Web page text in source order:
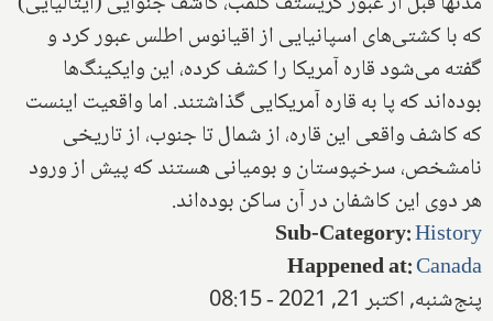
که با کشتی‌های اسپانیایی از اقیانوس اطلس عبور کرد و
گفته می‌شود قاره آمریکا را کشف کرده، این وایکینگ‌ها
بوده‌اند که پا به قاره آمریکایی گذاشتند. اما واقعیت اینست
که کاشف واقعی این قاره، از شمال تا جنوب، از تاریخی
نامشخص، سرخپوستان و بومیانی هستند که پیش از ورود
هر دوی این کاشفان در آن ساکن بوده‌اند.
Sub-Category:History
Happened at:Canada
پنج‌شنبه, اکتبر 21, 2021 - 08:15